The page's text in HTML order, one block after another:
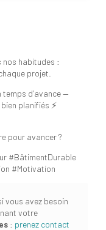
nos habitudes :
projet.
d’avance —
planifiés ⚡
pour avancer ?
#BâtimentDurable
#Motivation
vous avez besoin
votre
: prenez contact